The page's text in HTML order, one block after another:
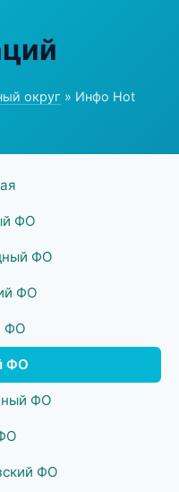
округ » Инфо Hot
ФО
ФО
ФО
ФО
ФО
ФО
ФО